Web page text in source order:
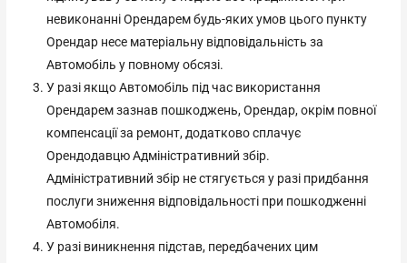
невиконанні Орендарем будь-яких умов цього пункту
Орендар несе матеріальну відповідальність за
Автомобіль у повному обсязі.
У разі якщо Автомобіль під час використання
Орендарем зазнав пошкоджень, Орендар, окрім повної
компенсації за ремонт, додатково сплачує
Орендодавцю Адміністративний збір.
Адміністративний збір не стягується у разі придбання
послуги зниження відповідальності при пошкодженні
Автомобіля.
У разі виникнення підстав, передбачених цим